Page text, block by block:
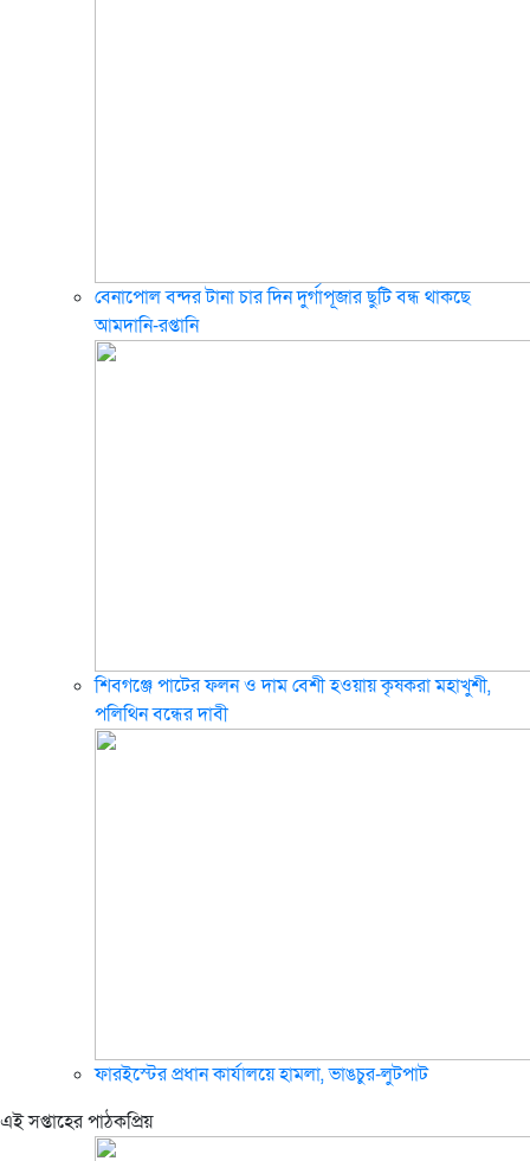
বেনাপোল বন্দর টানা চার দিন দুর্গাপূজার ছুটি বন্ধ থাকছে
আমদানি-রপ্তানি
শিবগঞ্জে পাটের ফলন ও দাম বেশী হওয়ায় কৃষকরা মহাখুশী,
পলিথিন বন্ধের দাবী
ফারইস্টের প্রধান কার্যালয়ে হামলা, ভাঙচুর-লুটপাট
এই সপ্তাহের পাঠকপ্রিয়